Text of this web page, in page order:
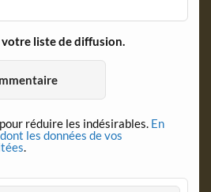
liste de diffusion.
réduire les indésirables. En
les données de vos
.